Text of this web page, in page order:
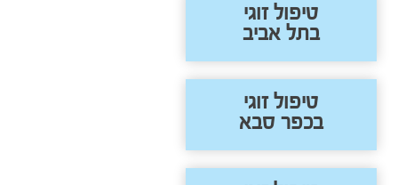
טיפול זוגי
בתל אביב
טיפול זוגי
בכפר סבא